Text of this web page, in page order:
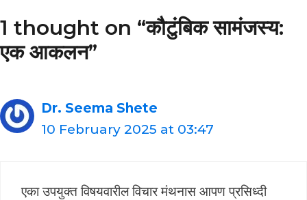
1 thought on “कौटुंबिक सामंजस्य:
एक आकलन”
Dr. Seema Shete
10 February 2025 at 03:47
एका उपयुक्त विषयवारील विचार मंथनास आपण प्रसिध्दी